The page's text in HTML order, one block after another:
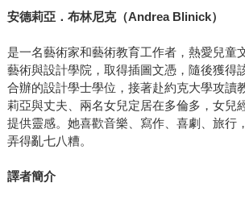
安德莉亞．布林尼克（Andrea Blinick）
是一名藝術家和藝術教育工作者，熱愛兒童
藝術與設計學院，取得插圖文憑，隨後獲得
合辦的設計學士學位，接著赴約克大學攻讀
莉亞與丈夫、兩名女兒定居在多倫多，女兒
提供靈感。她喜歡音樂、寫作、喜劇、旅行
弄得亂七八糟。
譯者簡介